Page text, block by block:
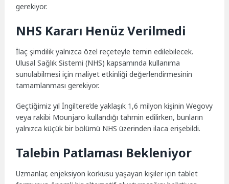
gerekiyor.
NHS Kararı Henüz Verilmedi
İlaç şimdilik yalnızca özel reçeteyle temin edilebilecek.
Ulusal Sağlık Sistemi (NHS) kapsamında kullanıma
sunulabilmesi için maliyet etkinliği değerlendirmesinin
tamamlanması gerekiyor.
Geçtiğimiz yıl İngiltere’de yaklaşık 1,6 milyon kişinin Wegovy
veya rakibi Mounjaro kullandığı tahmin edilirken, bunların
yalnızca küçük bir bölümü NHS üzerinden ilaca erişebildi.
Talebin Patlaması Bekleniyor
Uzmanlar, enjeksiyon korkusu yaşayan kişiler için tablet